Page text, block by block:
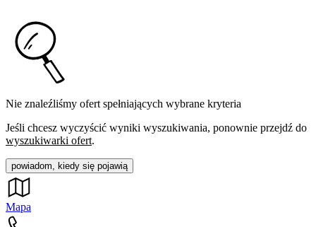
Nie znaleźliśmy ofert spełniających wybrane kryteria
Jeśli chcesz wyczyścić wyniki wyszukiwania, ponownie przejdź do
wyszukiwarki ofert.
powiadom, kiedy się pojawią
Mapa